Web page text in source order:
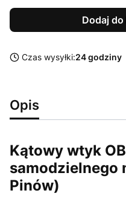
Dodaj
Czas wysyłki:24 godziny
Opis
Kątowy wtyk
samodzielnego
Pinów)